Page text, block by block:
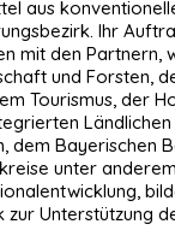
aus
Ihr
mit den Partnern,
und Forsten,
Tourismus, der
dem Bayerischen
unter
zur Unterstützung